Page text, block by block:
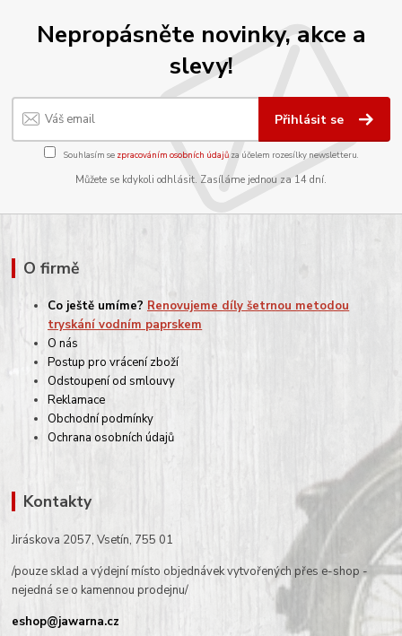
Nepropásněte novinky, akce a
slevy!
Přihlásit se
Souhlasím se zpracováním osobních údajůza účelem rozesílky newsletteru.
Můžete se kdykoli odhlásit. Zasíláme jednou za 14 dní.
O firmě
Co ještě umíme? Renovujeme díly šetrnou metodou
tryskání vodním paprskem
O nás
Postup pro vrácení zboží
Odstoupení od smlouvy
Reklamace
Obchodní podmínky
Ochrana osobních údajů
Kontakty
Jiráskova 2057, Vsetín, 755 01
/pouze sklad a výdejní místo objednávek vytvořených přes e-shop -
nejedná se o kamennou prodejnu/
eshop@jawarna.cz